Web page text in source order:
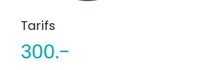
Tarifs
300.-